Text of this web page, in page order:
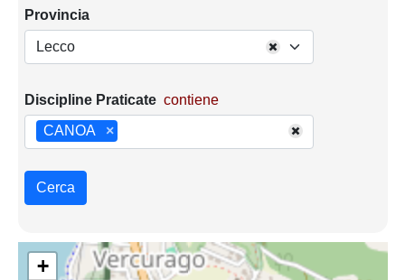
Provincia
Lecco
Discipline Praticate contiene
×
CANOA
Cerca
+